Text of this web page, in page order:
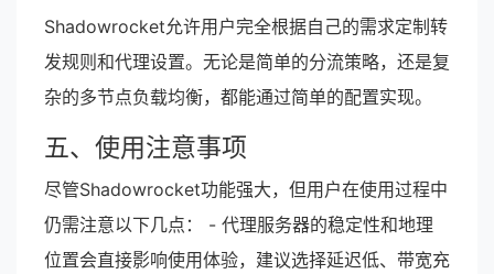
Shadowrocket允许用户完全根据自己的需求定制转
发规则和代理设置。无论是简单的分流策略，还是复
杂的多节点负载均衡，都能通过简单的配置实现。
五、使用注意事项
尽管Shadowrocket功能强大，但用户在使用过程中
仍需注意以下几点： - 代理服务器的稳定性和地理
位置会直接影响使用体验，建议选择延迟低、带宽充